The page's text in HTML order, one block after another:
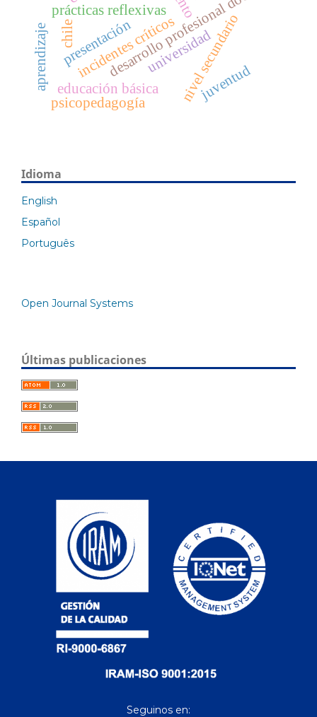
presentación
prácticas reflexivas
incidentes críticos
desarrollo profesional docente
nivel secundario
educación básica
aprendizaje universidad
psicopedagogía
chile
juventud
Idioma
English
Español
Português
Open Journal Systems
Últimas publicaciones
Seguinos en: